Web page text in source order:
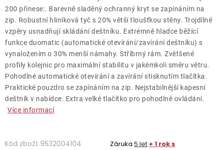
200 přinese:. Barevně sladěný ochranný kryt se zapínáním na
zip. Robustní hliníková tyč s 20% větší tloušťkou stěny. Trojdílné
vzpěry usnadňují skládání deštníku. Extrémně hladce běžící
funkce duomatic (automatické otevírání/zavírání deštníku) s
vynaložením o 30% menší námahy. Stříbrný rám. Zvětšené
profily kolejnic pro maximální stabilitu v jakémkoli směru větru.
Pohodlné automatické otevírání a zavírání stisknutím tlačítka.
Praktické pouzdro se zapínáním na zip. Nejstabilnější kapesní
deštník v nabídce. Extra velké tlačítko pro pohodlné ovládání.
Více informací
Kód zboží: 9532004104 Záruka 5 let + 1 rok s